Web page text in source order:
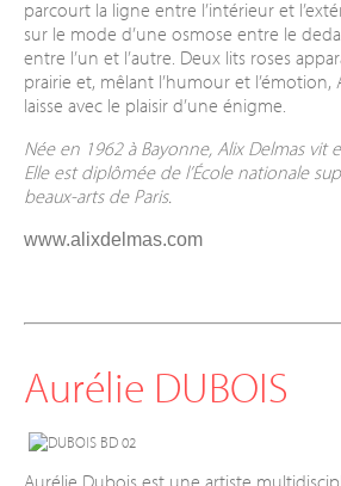
parcourt la ligne entre l’intérieur et
sur le mode d’une osmose entre le
entre l’un et l’autre. Deux lits roses
prairie et, mêlant l’humour et l’émotion,
laisse avec le plaisir d’une énigme.
Née en 1962 à Bayonne, Alix Delmas vit
Elle est diplômée de l’École nationale
beaux-arts de Paris.
www.alixdelmas.com
Aurélie DUBOIS
Aurélie Dubois est une artiste